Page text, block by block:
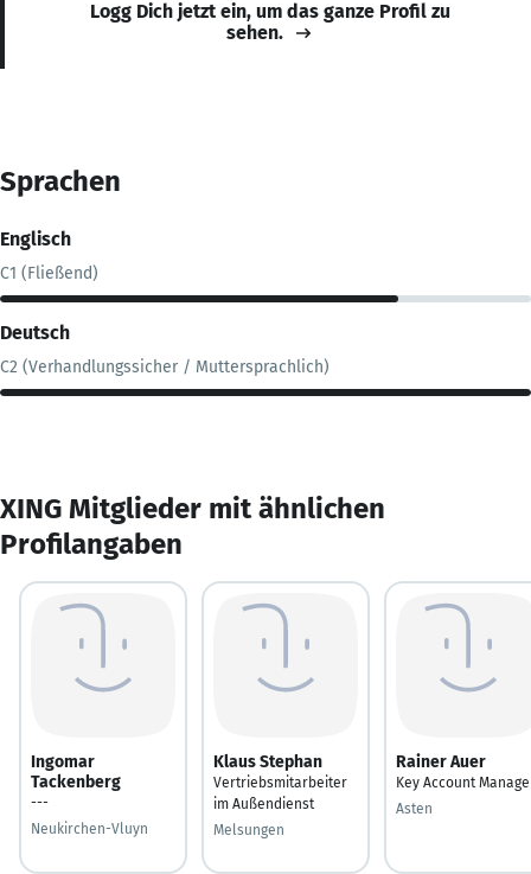
Logg Dich jetzt ein, um das ganze Profil zu
sehen.
Sprachen
Englisch
C1 (Fließend)
Deutsch
C2 (Verhandlungssicher / Muttersprachlich)
XING Mitglieder mit ähnlichen
Profilangaben
Ingomar
Tackenberg
---
Neukirchen-Vluyn
Klaus Stephan
Vertriebsmitarbeiter
im Außendienst
Melsungen
Rainer Auer
Key Account
Asten